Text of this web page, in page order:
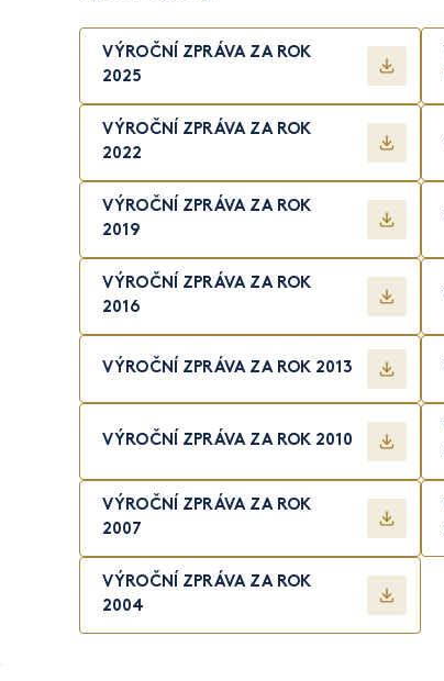
VÝROČNÍ ZPRÁVA ZA ROK
2025
VÝROČNÍ ZPRÁVA ZA ROK
2022
VÝROČNÍ ZPRÁVA ZA ROK
2019
VÝROČNÍ ZPRÁVA ZA ROK
2016
VÝROČNÍ ZPRÁVA ZA ROK 2013
VÝROČNÍ ZPRÁVA ZA ROK 2010
VÝROČNÍ ZPRÁVA ZA ROK
2007
VÝROČNÍ ZPRÁVA ZA ROK
2004